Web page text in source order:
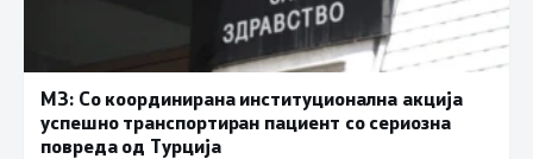
МЗ: Со координирана институционална акција
успешно транспортиран пациент со сериозна
повреда од Турција